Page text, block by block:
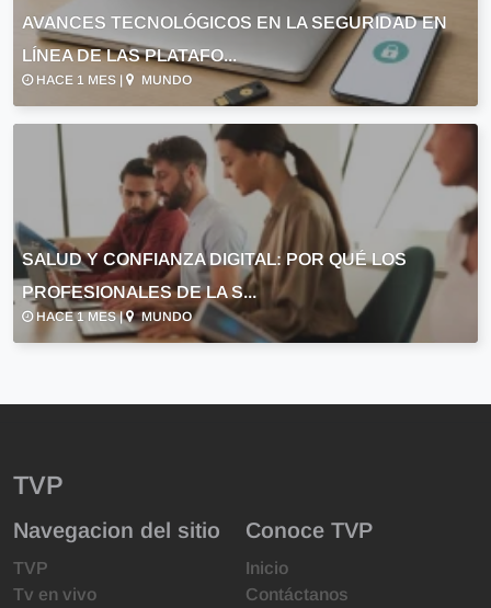
AVANCES TECNOLÓGICOS EN LA SEGURIDAD EN
LÍNEA DE LAS PLATAFO...
HACE 1 MES | MUNDO
SALUD Y CONFIANZA DIGITAL: POR QUÉ LOS
PROFESIONALES DE LA S...
HACE 1 MES | MUNDO
TVP
Navegacion del sitio
TVP
Tv en vivo
Conoce TVP
Inicio
Contáctanos